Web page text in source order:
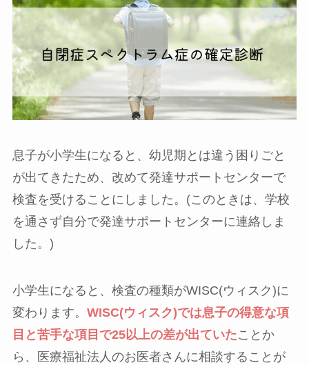
息子が小学生になると、幼児期とは違う困りごと
が出てきたため、改めて発達サポートセンターで
検査を受けることにしました。(このときは、学校
を通さず自分で発達サポートセンターに連絡しま
した。)
小学生になると、検査の種類がWISC(ウィスク)に
変わります。 WISC(ウィスク)では息子の得意な項
目と苦手な項目で25以上の差が出ていたことか
ら、医療福祉法人のお医者さんに相談することが